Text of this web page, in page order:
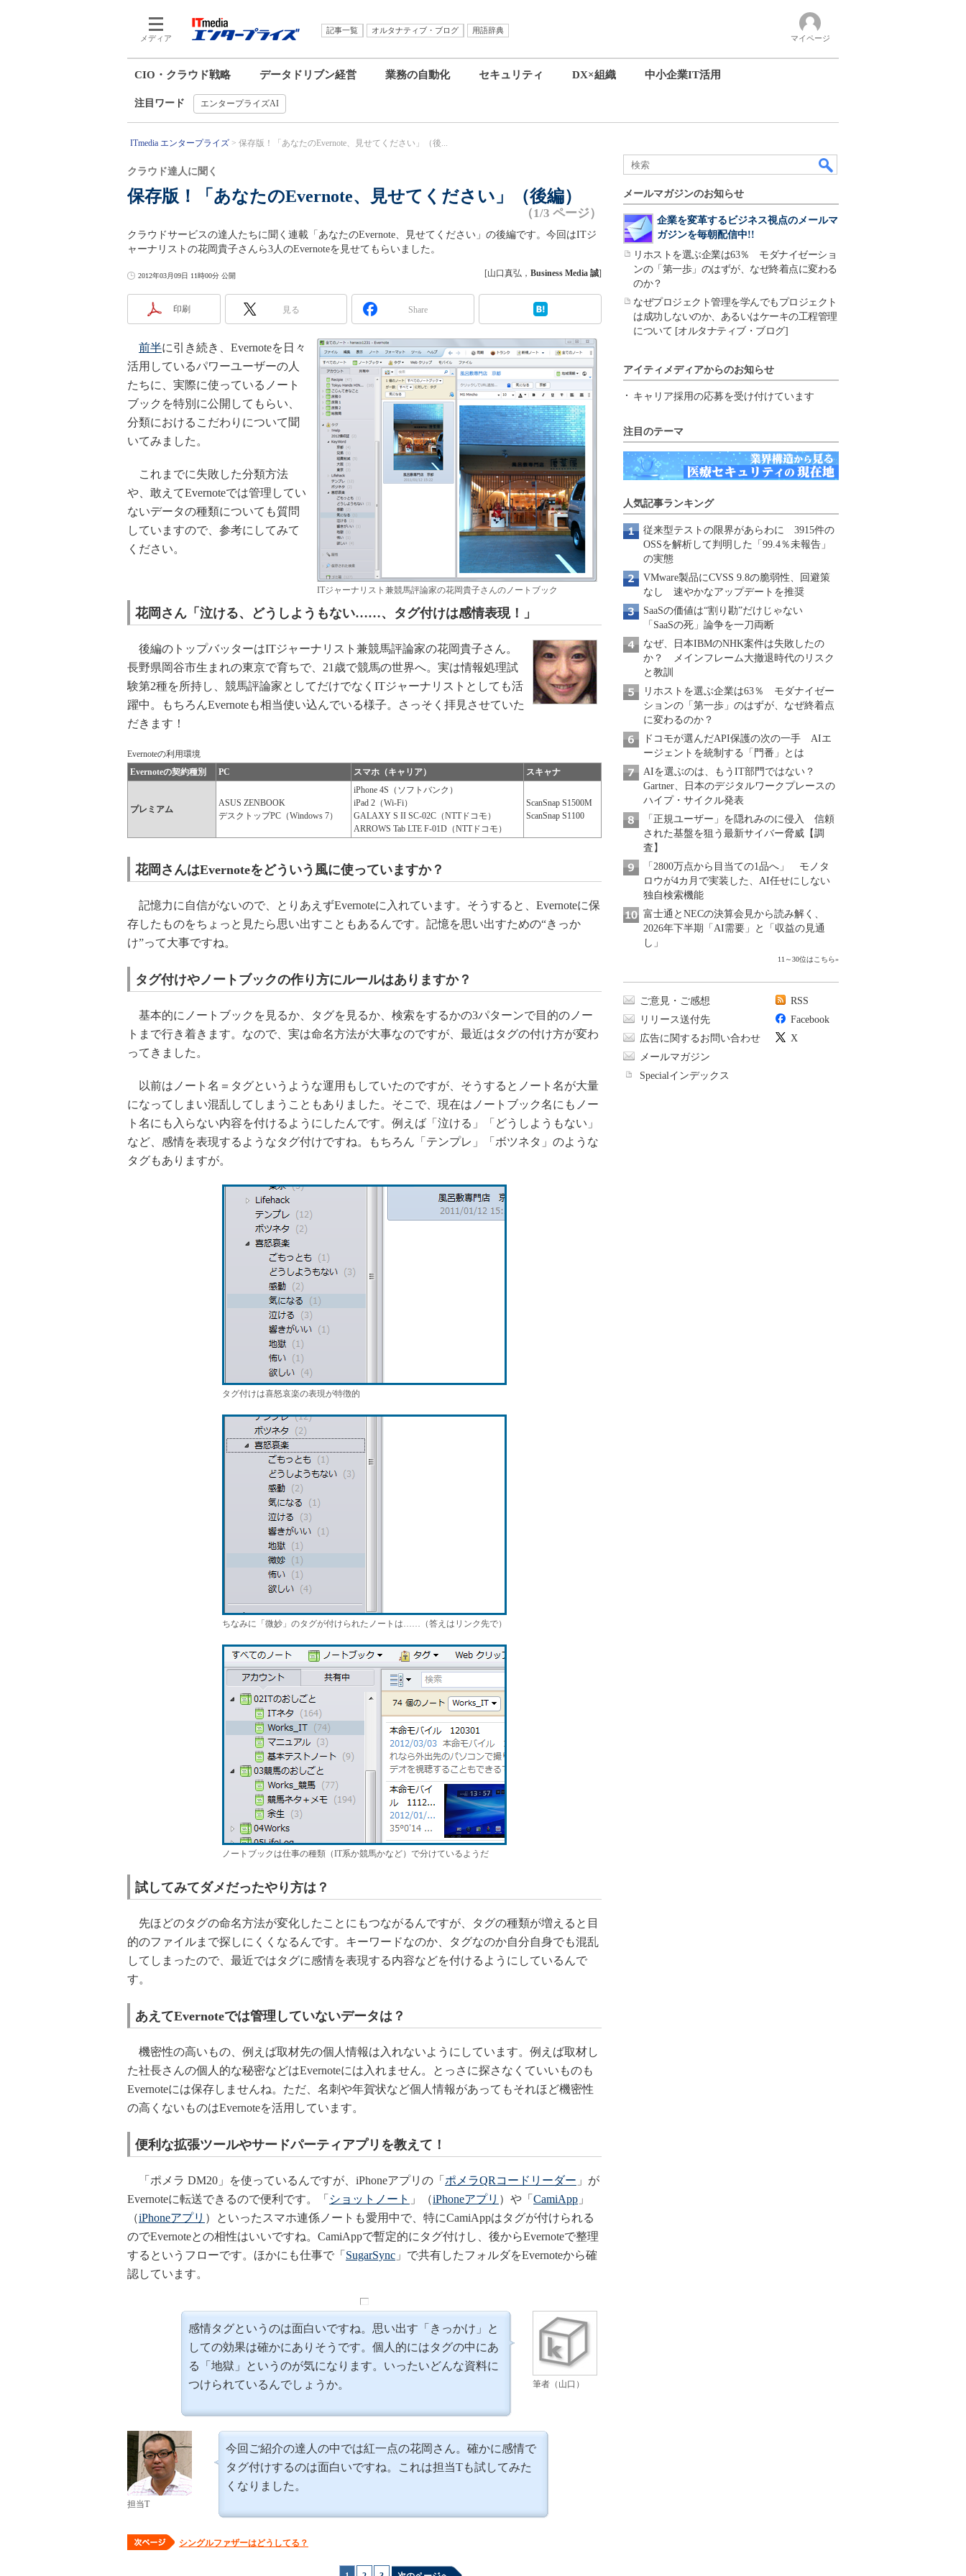
メディア
記事一覧 オルタナティブ・ブログ
用語辞典
マイページ
CIO・クラウド戦略 データドリブン経営 業務の自動化 セキュリティ DX×組織 中小企業IT活用
注目ワード エンタープライズAI
ITmedia エンタープライズ 保存版！「あなたのEvernote、見せてください」（後...
保存版！「あなたのEvernote、見せてください」（後編）
クラウド達人に聞く
（1/3 ページ）
クラウドサービスの達人たちに聞く連載「あなたのEvernote、見せてください」の後編です。今回はITジ
ャーナリストの花岡貴子さんら3人のEvernoteを見せてもらいました。
2012年03月09日 11時00分 公開 [山口真弘， Business Media 誠]
印刷 見る Share
ITジャーナリスト兼競馬評論家の花岡貴子さんのノートブック
前半に引き続き、Evernoteを日々
活用しているパワーユーザーの人
たちに、実際に使っているノート
ブックを特別に公開してもらい、
分類におけるこだわりについて聞
いてみました。
これまでに失敗した分類方法
や、敢えてEvernoteでは管理してい
ないデータの種類についても質問
していますので、参考にしてみて
ください。
花岡さん「泣ける、どうしようもない……、タグ付けは感情表現！」
後編のトップバッターはITジャーナリスト兼競馬評論家の花岡貴子さん。
長野県岡谷市生まれの東京で育ちで、21歳で競馬の世界へ。実は情報処理試
験第2種を所持し、競馬評論家としてだけでなくITジャーナリストとしても活
躍中。もちろんEvernoteも相当使い込んでいる様子。さっそく拝見させていた
だきます！
Evernoteの利用環境
Evernoteの契約種別
PC スマホ（キャリア） スキャナ
プレミアム
ASUS ZENBOOK
デスクトップPC（Windows 7）
iPhone 4S（ソフトバンク）
iPad 2（Wi-Fi）
GALAXY S II SC-02C（NTTドコモ）
ARROWS Tab LTE F-01D（NTTドコモ）
ScanSnap S1500M
ScanSnap S1100
花岡さんはEvernoteをどういう風に使っていますか？
記憶力に自信がないので、とりあえずEvernoteに入れています。そうすると、Evernoteに保
存したものをちょっと見たら思い出すこともあるんです。記憶を思い出すための“きっか
け”って大事ですね。
タグ付けやノートブックの作り方にルールはありますか？
基本的にノートブックを見るか、タグを見るか、検索をするかの3パターンで目的のノー
トまで行き着きます。なので、実は命名方法が大事なのですが、最近はタグの付け方が変わ
ってきました。
以前はノート名＝タグというような運用もしていたのですが、そうするとノート名が大量
になってしまい混乱してしまうこともありました。そこで、現在はノートブック名にもノー
ト名にも入らない内容を付けるようにしたんです。例えば「泣ける」「どうしようもない」
など、感情を表現するようなタグ付けですね。もちろん「テンプレ」「ボツネタ」のような
タグもありますが。
タグ付けは喜怒哀楽の表現が特徴的
ちなみに「微妙」のタグが付けられたノートは……（答えはリンク先で）
ノートブックは仕事の種類（IT系か競馬かなど）で分けているようだ
試してみてダメだったやり方は？
先ほどのタグの命名方法が変化したことにもつながるんですが、タグの種類が増えると目
的のファイルまで探しにくくなるんです。キーワードなのか、タグなのか自分自身でも混乱
してしまったので、最近ではタグに感情を表現する内容などを付けるようにしているんで
す。
あえてEvernoteでは管理していないデータは？
機密性の高いもの、例えば取材先の個人情報は入れないようにしています。例えば取材し
た社長さんの個人的な秘密などはEvernoteには入れません。とっさに探さなくていいものも
Evernoteには保存しませんね。ただ、名刺や年賀状など個人情報があってもそれほど機密性
の高くないものはEvernoteを活用しています。
便利な拡張ツールやサードパーティアプリを教えて！
「ポメラ DM20」を使っているんですが、iPhoneアプリの「 ポメラQRコードリーダー 」が
Evernoteに転送できるので便利です。「 ショットノート 」（iPhoneアプリ ）や「 CamiApp 」
（iPhoneアプリ ）といったスマホ連係ノートも愛用中で、特にCamiAppはタグが付けられる
のでEvernoteとの相性はいいですね。CamiAppで暫定的にタグ付けし、後からEvernoteで整理
するというフローです。ほかにも仕事で「 SugarSync 」で共有したフォルダをEvernoteから確
認しています。
筆者（山口）
感情タグというのは面白いですね。思い出す「きっかけ」と
しての効果は確かにありそうです。個人的にはタグの中にあ
る「地獄」というのが気になります。いったいどんな資料に
つけられているんでしょうか。
担当T
今回ご紹介の達人の中では紅一点の花岡さん。確かに感情で
タグ付けするのは面白いですね。これは担当Tも試してみた
くなりました。
シングルファザーはどうしてる？
メールマガジンのお知らせ
企業を変革するビジネス視点のメールマ
ガジンを毎朝配信中!!
リホストを選ぶ企業は63％ モダナイゼーショ
ンの「第一歩」のはずが、なぜ終着点に変わる
のか？
なぜプロジェクト管理を学んでもプロジェクト
は成功しないのか、あるいはケーキの工程管理
について [オルタナティブ・ブログ]
アイティメディアからのお知らせ
キャリア採用の応募を受け付けています
注目のテーマ
人気記事ランキング
従来型テストの限界があらわに 3915件の
OSSを解析して判明した「99.4％未報告」
の実態
VMware製品にCVSS 9.8の脆弱性、回避策
なし 速やかなアップデートを推奨
SaaSの価値は“割り勘”だけじゃない
「SaaSの死」論争を一刀両断
なぜ、日本IBMのNHK案件は失敗したの
か？ メインフレーム大撤退時代のリスク
と教訓
リホストを選ぶ企業は63％ モダナイゼー
ションの「第一歩」のはずが、なぜ終着点
に変わるのか？
ドコモが選んだAPI保護の次の一手 AIエ
ージェントを統制する「門番」とは
AIを選ぶのは、もうIT部門ではない？
Gartner、日本のデジタルワークプレースの
ハイプ・サイクル発表
「正規ユーザー」を隠れみのに侵入 信頼
された基盤を狙う最新サイバー脅威【調
査】
「2800万点から目当ての1品へ」 モノタ
ロウが4カ月で実装した、AI任せにしない
独自検索機能
富士通とNECの決算会見から読み解く、
2026年下半期「AI需要」と「収益の見通
し」
11～30位はこちら»
ご意見・ご感想
リリース送付先
広告に関するお問い合わせ
メールマガジン
Specialインデックス
RSS
Facebook
X